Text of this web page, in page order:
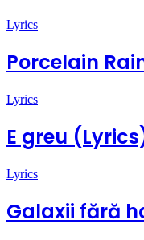
Lyrics
Porcelain
Lyrics
E greu
Lyrics
Galaxii fără